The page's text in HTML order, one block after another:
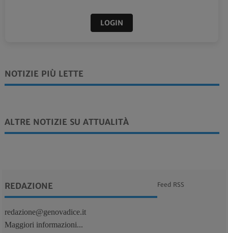
LOGIN
NOTIZIE PIÙ LETTE
ALTRE NOTIZIE SU ATTUALITÀ
REDAZIONE
redazione@genovadice.it
Maggiori informazioni...
Feed RSS